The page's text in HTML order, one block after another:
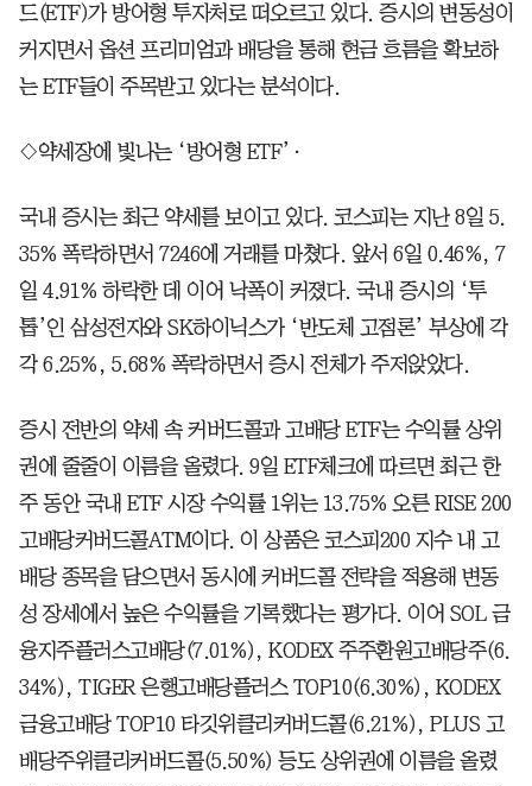
드(ETF)가 방어형 투자처로 떠오르고 있다. 증시의 변동성이
커지면서 옵션 프리미엄과 배당을 통해 현금 흐름을 확보하
는 ETF들이 주목받고 있다는 분석이다.
◇약세장에 빛나는 ‘방어형 ETF’·
국내 증시는 최근 약세를 보이고 있다. 코스피는 지난 8일 5.
35% 폭락하면서 7246에 거래를 마쳤다. 앞서 6일 0.46%, 7
일 4.91% 하락한 데 이어 낙폭이 커졌다. 국내 증시의 ‘투
톱’인 삼성전자와 SK하이닉스가 ‘반도체 고점론’ 부상에 각
각 6.25%, 5.68% 폭락하면서 증시 전체가 주저앉았다.
증시 전반의 약세 속 커버드콜과 고배당 ETF는 수익률 상위
권에 줄줄이 이름을 올렸다. 9일 ETF체크에 따르면 최근 한
주 동안 국내 ETF 시장 수익률 1위는 13.75% 오른 RISE 200
고배당커버드콜ATM이다. 이 상품은 코스피200 지수 내 고
배당 종목을 담으면서 동시에 커버드콜 전략을 적용해 변동
성 장세에서 높은 수익률을 기록했다는 평가다. 이어 SOL 금
융지주플러스고배당(7.01%), KODEX 주주환원고배당주(6.
34%), TIGER 은행고배당플러스 TOP10(6.30%), KODEX
금융고배당 TOP10 타깃위클리커버드콜(6.21%), PLUS 고
배당주위클리커버드콜(5.50%) 등도 상위권에 이름을 올렸